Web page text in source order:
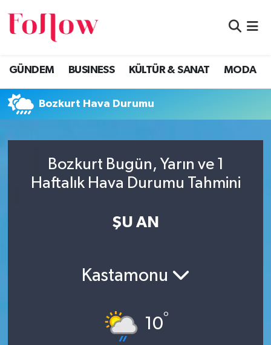
GÜNDEM BUSINESS KÜLTÜR & SANAT MODA
Bozkurt Hava Durumu
Bozkurt Bugün, Yarın ve 1
Haftalık Hava Durumu Tahmini
ŞU AN
Kastamonu
10°
GÜNDEM
BUSINESS
KÜLTÜR & SANAT
MODA
EĞİTİM
Eskişehir Nöbetçi Eczaneler
Eskişehir Hava Durumu
Eskişehir Namaz Vakitleri
Eskişehir Trafik Yoğunluk Haritası
Süper Lig Puan Durumu ve Fikstür
Son Dakika Haberleri